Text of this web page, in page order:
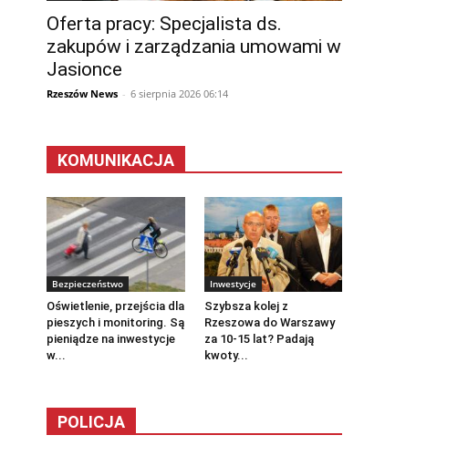
Oferta pracy: Specjalista ds.
zakupów i zarządzania umowami w
Jasionce
Rzeszów News - 6 sierpnia 2026 06:14
KOMUNIKACJA
Bezpieczeństwo
Oświetlenie, przejścia dla
pieszych i monitoring. Są
pieniądze na inwestycje
w...
Inwestycje
Szybsza kolej z
Rzeszowa do Warszawy
za 10-15 lat? Padają
kwoty...
POLICJA